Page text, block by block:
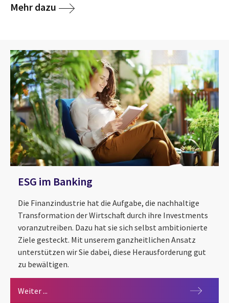
Mehr dazu
ESG im Banking
Die Finanzindustrie hat die Aufgabe, die nachhaltige
Transformation der Wirtschaft durch ihre Investments
voranzutreiben. Dazu hat sie sich selbst ambitionierte
Ziele gesteckt. Mit unserem ganzheitlichen Ansatz
unterstützen wir Sie dabei, diese Herausforderung gut
zu bewältigen.
Weiter ...